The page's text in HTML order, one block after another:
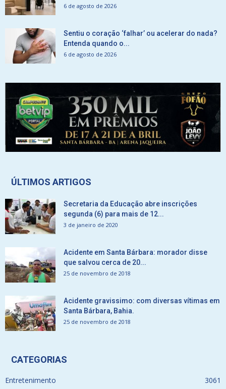
6 de agosto de 2026
Sentiu o coração ‘falhar’ ou acelerar do nada?
Entenda quando o...
6 de agosto de 2026
ÚLTIMOS ARTIGOS
Secretaria da Educação abre inscrições
segunda (6) para mais de 12...
3 de janeiro de 2020
Acidente em Santa Bárbara: morador disse
que salvou cerca de 20...
25 de novembro de 2018
Acidente gravissimo: com diversas vítimas em
Santa Bárbara, Bahia.
25 de novembro de 2018
CATEGORIAS
Entretenimento 3061